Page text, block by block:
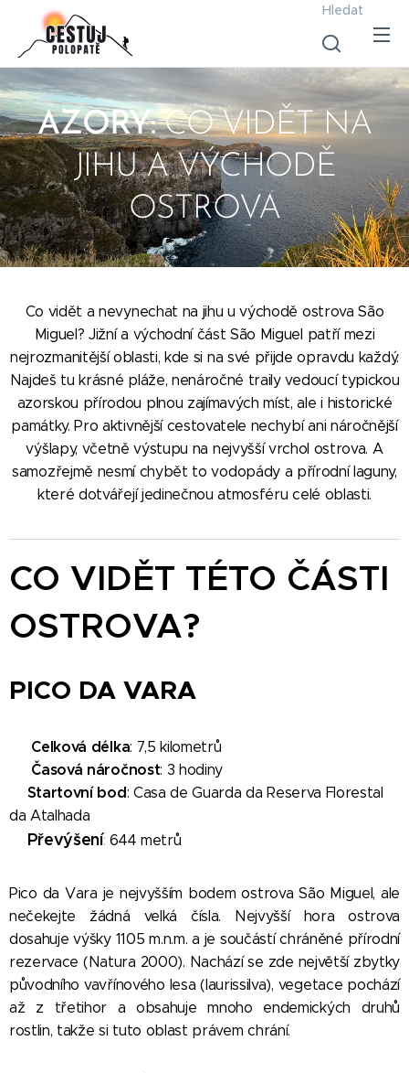
Hledat
AZORY:CO VIDĚT NA
JIHU A VÝCHODĚ
OSTROVA
Co vidět a nevynechat na jihu u východě ostrovaSão
Miguel? Jižní a východní část São Miguel patří mezi
nejrozmanitější oblasti, kde si na své přijde opravdu každý.
Najdeš tu krásné pláže, nenáročné traily vedoucí typickou
azorskou přírodou plnou zajímavých míst, ale i historické
památky. Pro aktivnější cestovatele nechybí ani náročnější
výšlapy, včetně výstupu na nejvyšší vrchol ostrova. A
samozřejmě nesmí chybět to vodopády a přírodní laguny,
které dotvářejí jedinečnou atmosféru celé oblasti.
CO VIDĚT TÉTO ČÁSTI
OSTROVA?
PICO DA VARA
Celková délka: 7,5 kilometrů
Časová náročnost: 3 hodiny
Startovní bod: Casa de Guarda da Reserva Florestal
da Atalhada
Převýšení: 644 metrů
Pico da Vara je nejvyšším bodem ostrova São Miguel, ale
nečekejte žádná velká čísla. Nejvyšší hora ostrova
dosahuje výšky 1105 m.n.m. a je součástí chráněné přírodní
rezervace (Natura 2000). Nachází se zde největší zbytky
původního vavřínového lesa (laurissilva), vegetace pochází
až z třetihor a obsahuje mnoho endemických druhů
rostlin, takže si tuto oblast právem chrání.